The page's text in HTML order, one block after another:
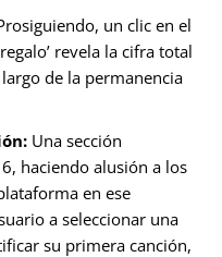
un clic en el
revela la cifra total
de la permanencia
Una sección
haciendo alusión a los
en ese
a seleccionar una
su primera canción,